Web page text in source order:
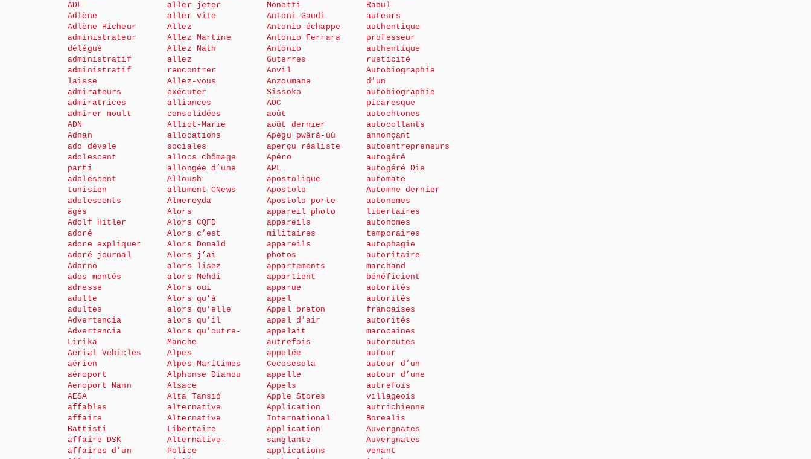
ADL
Adlène
Adlène Hicheur
administrateur
délégué
administratif
administratif
laisse
admirateurs
admiratrices
admirer moult
ADN
Adnan
ado dévale
adolescent
parti
adolescent
tunisien
adolescents
âgés
Adolf Hitler
adoré
adore expliquer
adoré journal
Adorno
ados montés
adresse
adulte
adultes
Advertencia
Advertencia
Lirika
Aerial Vehicles
aérien
aéroport
Aeroport Nann
AESA
affables
affaire
Battisti
affaire DSK
affaires d’un
aller jeter
aller vite
Allez
Allez Martine
Allez Nath
allez
rencontrer
Allez-vous
exécuter
alliances
consolidées
Alliot-Marie
allocations
sociales
allocs chômage
allongée d’une
Alloush
allument CNews
Almereyda
Alors
Alors CQFD
Alors c’est
Alors Donald
Alors j’ai
alors lisez
alors Mehdi
Alors oui
Alors qu’à
alors qu’elle
alors qu’il
Alors qu’outre-
Manche
Alpes
Alpes-Maritimes
Alphonse Dianou
Alsace
Alta Tansió
alternative
Alternative
Libertaire
Alternative-
Police
Monetti
Antoni Gaudi
Antonio échappe
Antonio Ferrara
António
Guterres
Anvil
Anzoumane
Sissoko
AOC
août
août dernier
Apégu pwärä-ùù
aperçu réaliste
Apéro
APL
apostolique
Apostolo
Apostolo porte
appareil photo
appareils
militaires
appareils
photos
appartements
appartient
apparue
appel
Appel breton
appel d’air
appelait
autrefois
appelée
Cecosesola
appelle
Appels
Apple Stores
Application
International
application
sanglante
applications
Raoul
auteurs
authentique
professeur
authentique
rusticité
Autobiographie
d’un
autobiographie
picaresque
autochtones
autocollants
annonçant
autoentrepreneurs
autogéré
autogéré Die
automate
Automne dernier
autonomes
libertaires
autonomes
temporaires
autophagie
autoritaire-
marchand
bénéficient
autorités
autorités
françaises
autorités
marocaines
autoroutes
autour
autour d’un
autour d’une
autrefois
villageois
autrichienne
Borealis
Auvergnates
Auvergnates
venant